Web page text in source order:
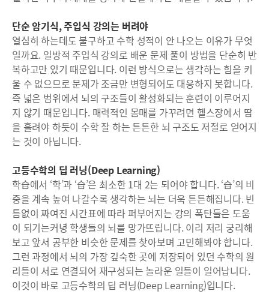
단순 암기식, 주입식 강의는 버려야
열심히 하는데도 불구하고 수학 성적이 안 나오는 이유가 무엇
일까요. 일방적 주입식 강의로 배운 문제 풀이 방법을 단순히 반
복하고만 있기 때문입니다. 이런 방식으로는 생각하는 힘을 키
울 수 없으므로 문제가 조금만 변형되어도 대응하지 못합니다.
즉 넓은 범위에서 뇌의 구조들이 활성화되는 훈련이 이루어지
지 않기 때문입니다. 매력적인 몸매를 가꾸려면 헬스장에서 땀
을 흘려야 하듯이 수학 잘 하는 튼튼한 뇌 구조도 저절로 얻어지
는 것이 아닙니다.
고등수학의 딥 러닝(Deep Learning)
학습에서 ‘학’과 ‘습’은 최소한 1대 2는 되어야 합니다. ‘습’의 비
중을 계속 높여 나갈수록 생각하는 뇌는 더욱 튼튼해집니다. 빈
틈없이 짜여진 시간표에 따라 퍼부어지는 강의 폭탄들은 도움
이 되기는커녕 학생들의 뇌를 망가뜨립니다. 이리 저리 궁리해
보고 앞서 공부한 비슷한 문제를 찾아보며 고민해봐야 합니다.
그런 과정에서 뇌의 가장 깊숙한 곳에 저장되어 있던 수학의 원
리들이 서로 연결되어 재구성되는 놀라운 일들이 일어납니다.
이것이 바로 고등수학의 딥 러닝(Deep Learning)입니다.